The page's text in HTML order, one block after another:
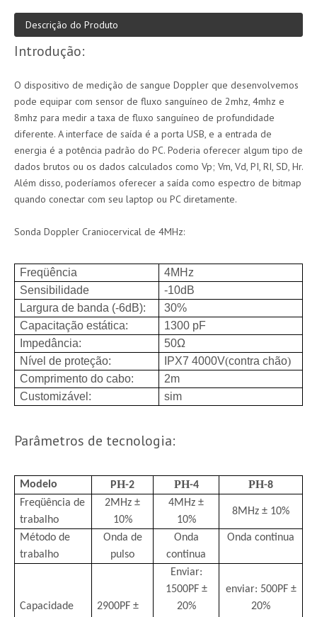
Descrição do Produto
Introdução:
O dispositivo de medição de sangue Doppler que desenvolvemos
pode equipar com sensor de fluxo sanguíneo de 2mhz, 4mhz e
8mhz para medir a taxa de fluxo sanguíneo de profundidade
diferente. A interface de saída é a porta USB, e a entrada de
energia é a potência padrão do PC. Poderia oferecer algum tipo de
dados brutos ou os dados calculados como Vp; Vm, Vd, PI, RI, SD, Hr.
Além disso, poderíamos oferecer a saída como espectro de bitmap
quando conectar com seu laptop ou PC diretamente.
Sonda Doppler Craniocervical de 4MHz:
Freqüência
4MHz
Sensibilidade
-10dB
Largura de banda (-6dB):
30%
Capacitação estática:
1300 pF
Impedância:
50Ω
Nível de proteção:
IPX7 4000V(contra chão)
Comprimento do cabo:
2m
Customizável:
sim
Parâmetros de tecnologia:
Modelo PH-2 PH-4 PH-8
Freqüência de
trabalho
2MHz ±
10%
4MHz ±
10%
8MHz ± 10%
Método de
trabalho
Onda de
pulso
Onda
continua
Onda continua
Capacidade
2900PF ±
Enviar:
1500PF ±
20%
enviar: 500PF ±
20%